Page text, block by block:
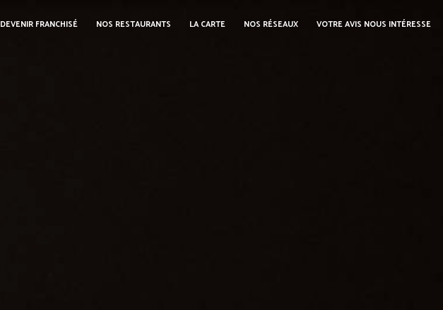
DEVENIR FRANCHISÉ NOS RESTAURANTS LA CARTE NOS RÉSEAUX VOTRE AVIS NOUS INTÉRESSE